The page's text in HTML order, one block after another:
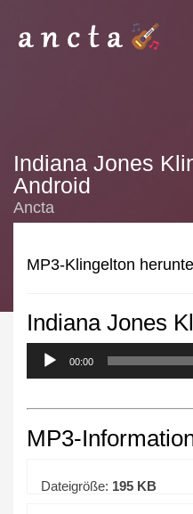
Indiana Jones
Android
Ancta
MP3-Klingelton
Indiana Jones
00:00
MP3-
Dateigröße: 195 KB
We use cookies to enhance
visit this site you agree to